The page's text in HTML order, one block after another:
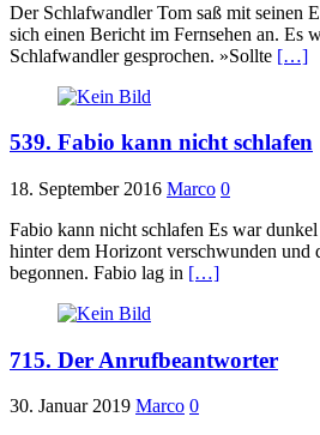
Der Schlafwandler Tom saß mit seinen
sich einen Bericht im Fernsehen an. Es
Schlafwandler gesprochen. »Sollte […]
539. Fabio kann nicht schlafen
18. September 2016 Marco 0
Fabio kann nicht schlafen Es war
hinter dem Horizont verschwunden und
begonnen. Fabio lag in […]
715. Der Anrufbeantworter
30. Januar 2019 Marco 0